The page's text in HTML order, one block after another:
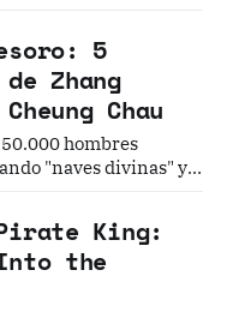
5
Zhang
Chau
hombres
"naves divinas" y
Roja.
Pirate King:
the